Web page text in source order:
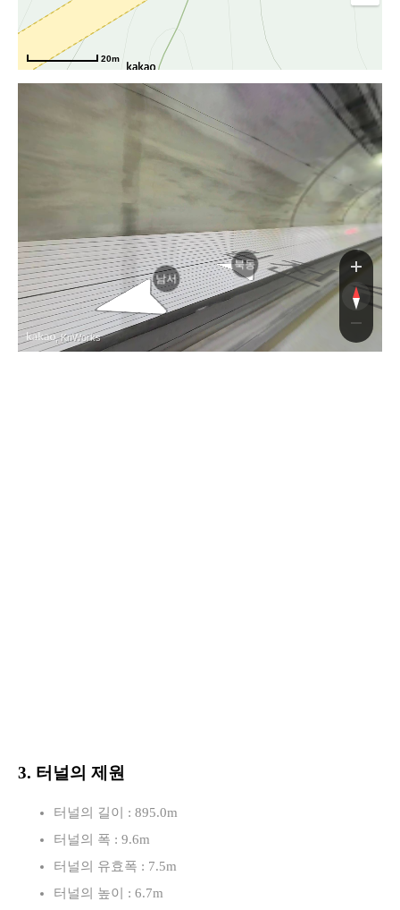
20m
남서
북동
, KnWorks
3. 터널의 제원
터널의 길이 : 895.0m
터널의 폭 : 9.6m
터널의 유효폭 : 7.5m
터널의 높이 : 6.7m